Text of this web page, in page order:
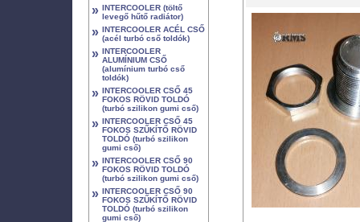
» INTERCOOLER (töltő
levegő hűtő radiátor)
» INTERCOOLER ACÉL CSŐ
(acél turbó cső toldók)
» INTERCOOLER
ALUMÍNIUM CSŐ
(alumínium turbó cső
toldók)
» INTERCOOLER CSŐ 45
FOKOS RÖVID TOLDÓ
(turbó szilikon gumi cső)
» INTERCOOLER CSŐ 45
FOKOS SZŰKÍTŐ RÖVID
TOLDÓ (turbó szilikon
gumi cső)
» INTERCOOLER CSŐ 90
FOKOS RÖVID TOLDÓ
(turbó szilikon gumi cső)
» INTERCOOLER CSŐ 90
FOKOS SZŰKÍTŐ RÖVID
TOLDÓ (turbó szilikon
gumi cső)